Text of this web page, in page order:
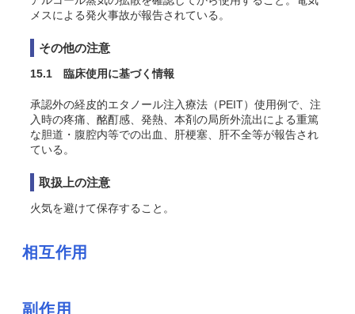
メスによる発火事故が報告されている。
その他の注意
15.1 臨床使用に基づく情報
承認外の経皮的エタノール注入療法（PEIT）使用例で、注
入時の疼痛、酩酊感、発熱、本剤の局所外流出による重篤
な胆道・腹腔内等での出血、肝梗塞、肝不全等が報告され
ている。
取扱上の注意
火気を避けて保存すること。
相互作用
副作用